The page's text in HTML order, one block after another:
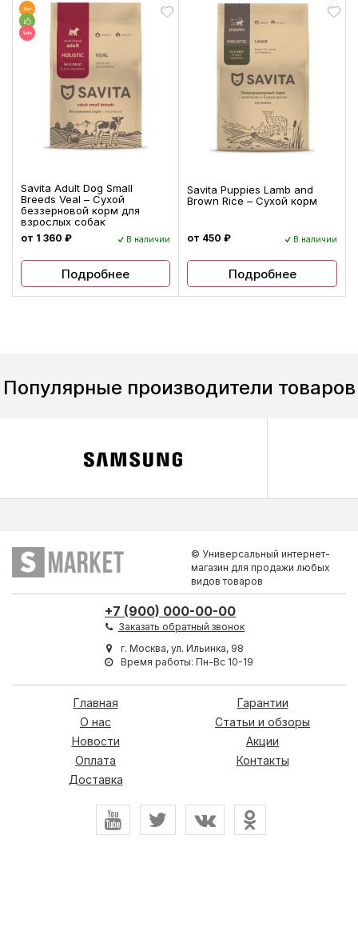
Savita Adult Dog Small
Breeds Veal – Сухой
беззерновой корм для
взрослых собак
от 1 360 ₽ В наличии
Подробнее
Savita Puppies Lamb and
Brown Rice – Сухой корм
от 450 ₽ В наличии
Подробнее
Популярные производители товаров
© Универсальный интернет-
магазин для продажи любых
видов товаров
+7 (900) 000-00-00
Заказать обратный звонок
г. Москва, ул. Ильинка, 98
Время работы: Пн-Вс 10-19
Главная
О нас
Новости
Оплата
Доставка
Гарантии
Статьи и обзоры
Акции
Контакты